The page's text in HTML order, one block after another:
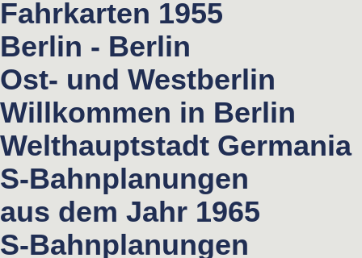
Fahrkarten 1955
Berlin - Berlin
Ost- und Westberlin
Willkommen in Berlin
Welthauptstadt Germania
S-Bahnplanungen
aus dem Jahr 1965
S-Bahnplanungen